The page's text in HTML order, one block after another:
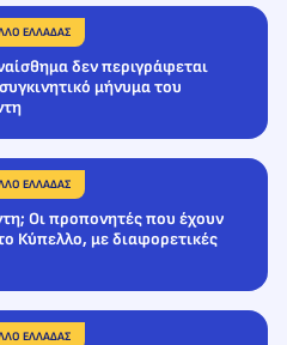
ΕΛΛΑΔΑΣ
δεν περιγράφεται
μήνυμα του
ΕΛΛΑΔΑΣ
Οι προπονητές που έχουν
Κύπελλο, με διαφορετικές
ΕΛΛΑΔΑΣ